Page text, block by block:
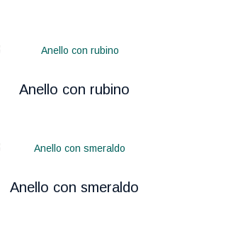
Anello con rubino
Anello con smeraldo